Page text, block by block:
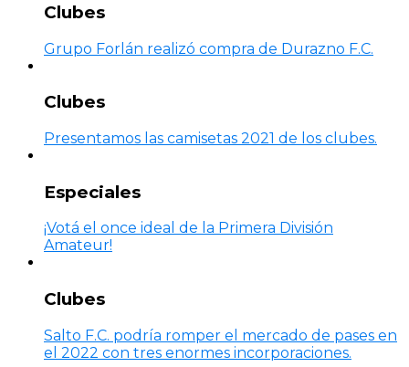
Clubes
Grupo Forlán realizó compra de Durazno F.C.
Clubes
Presentamos las camisetas 2021 de los clubes.
Especiales
¡Votá el once ideal de la Primera División
Amateur!
Clubes
Salto F.C. podría romper el mercado de pases en
el 2022 con tres enormes incorporaciones.